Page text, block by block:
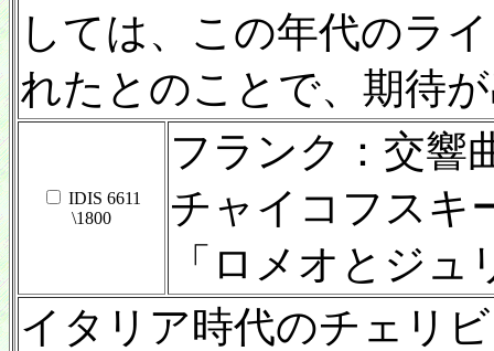
しては、この年代のラ
れたとのことで、期待
IDIS 6611
\1800
フランク：交響
チャイコフスキ
「ロメオとジュ
イタリア時代のチェリ